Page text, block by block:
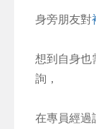
身旁朋友對
想到自身也
詢，
在專員經過